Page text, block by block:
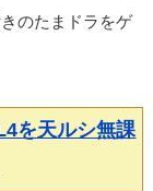
のたまドラをゲ
を天ルシ無課